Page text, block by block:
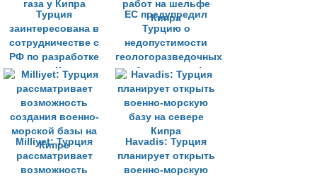
Турция
заинтересована в
сотрудничестве с
РФ по разработке
газа у Кипра
ЕС предупредил
Турцию о
недопустимости
геологоразведочных
работ на шельфе
Кипра
Milliyet: Турция
рассматривает
возможность
Havadis: Турция
планирует открыть
военно-морскую